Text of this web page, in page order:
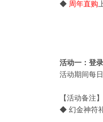
◆ 周年直购
活动一：登
活动期间每
【活动备注】
◆ 幻金神符